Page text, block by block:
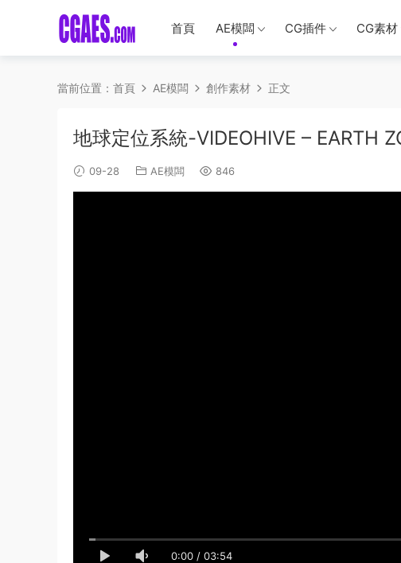
首頁 AE模闆 CG插件 CG素材
當前位置： 首頁 AE模闆 創作素材 正文
地球定位系統-VIDEOHIVE – EARTH
09-28 AE模闆 846
0:00 / 03:54